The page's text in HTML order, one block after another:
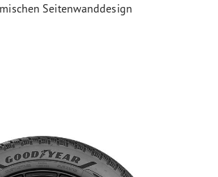
Seitenwanddesign